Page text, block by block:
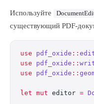
Используйте
существующий PDF-
use pdf_oxide ::
use pdf_oxide ::
use pdf_oxide ::
let mut editor =